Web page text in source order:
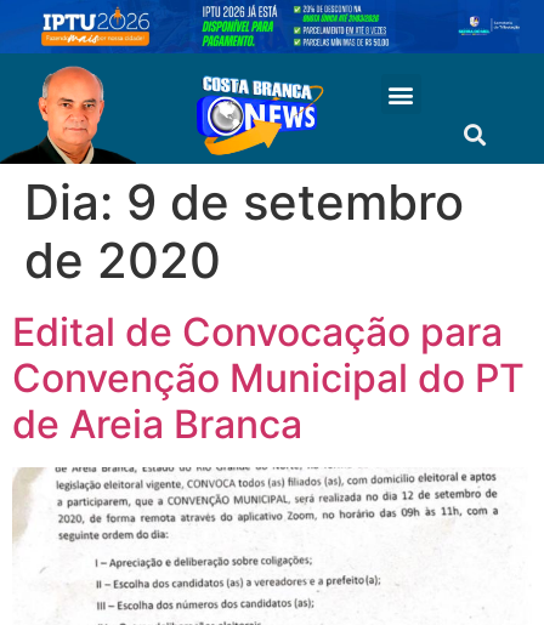
Dia: 9 de setembro
de 2020
Edital de Convocação para
Convenção Municipal do PT
de Areia Branca